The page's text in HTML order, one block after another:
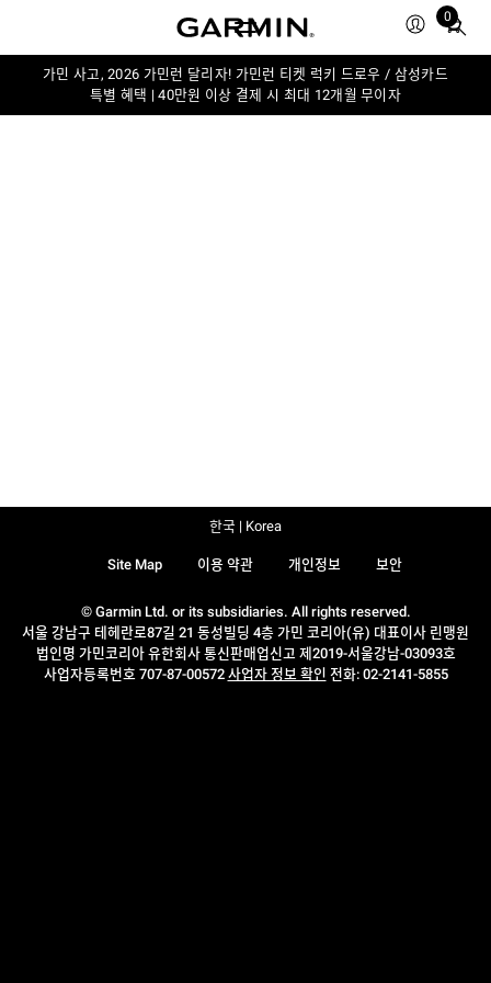
0
Total
in
가민 사고, 2026 가민런 달리자! 가민런 티켓 럭키 드로우 / 삼성카드
특별 혜택 | 40만원 이상 결제 시 최대 12개월 무이자
© Garmin Ltd. or its subsidiaries. All rights reserved.
서울 강남구 테헤란로87길 21 동성빌딩 4층 가민 코리아(유) 대표이사 린맹원
법인명 가민코리아 유한회사 통신판매업신고 제2019-서울강남-03093호
사업자등록번호 707-87-00572 사업자 정보 확인 전화: 02-2141-5855
Site Map 이용 약관 개인정보 보안
한국 | Korea